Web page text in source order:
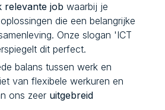
relevante job waarbij je
die een belangrijke
Onze slogan 'ICT
dit perfect.
balans tussen werk en
van flexibele werkuren en
ons zeer uitgebreid